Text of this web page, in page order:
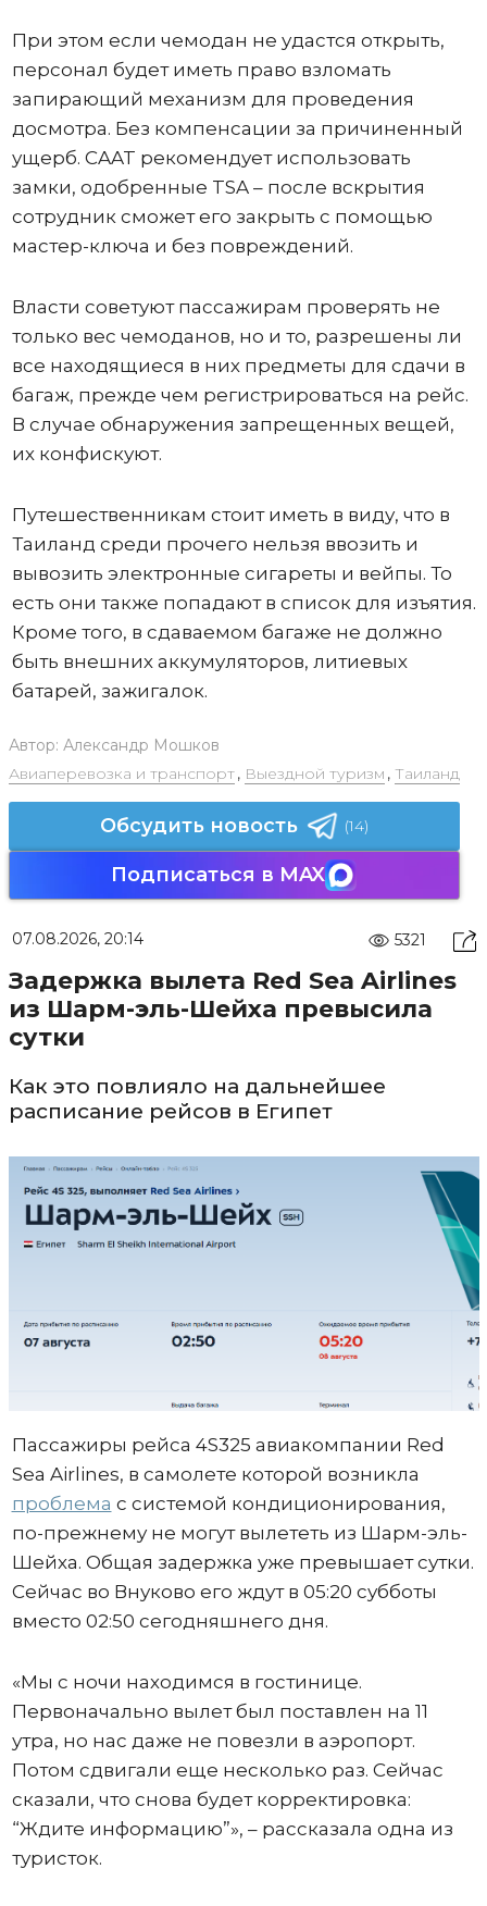
При этом если чемодан не удастся открыть,
персонал будет иметь право взломать
запирающий механизм для проведения
досмотра. Без компенсации за причиненный
ущерб. CAAT рекомендует использовать
замки, одобренные TSA – после вскрытия
сотрудник сможет его закрыть с помощью
мастер-ключа и без повреждений.
Власти советуют пассажирам проверять не
только вес чемоданов, но и то, разрешены ли
все находящиеся в них предметы для сдачи в
багаж, прежде чем регистрироваться на рейс.
В случае обнаружения запрещенных вещей,
их конфискуют.
Путешественникам стоит иметь в виду, что в
Таиланд среди прочего нельзя ввозить и
вывозить электронные сигареты и вейпы. То
есть они также попадают в список для изъятия.
Кроме того, в сдаваемом багаже не должно
быть внешних аккумуляторов, литиевых
батарей, зажигалок.
Автор: Александр Мошков
Авиаперевозка и транспорт, Выездной туризм , Таиланд
Обсудить новость (14)
Подписаться в MAX
07.08.2026, 20:14 5321
Задержка вылета Red Sea Airlines
из Шарм-эль-Шейха превысила
сутки
Как это повлияло на дальнейшее
расписание рейсов в Египет
Пассажиры рейса 4S325 авиакомпании Red
Sea Airlines, в самолете которой возникла
проблема с системой кондиционирования,
по-прежнему не могут вылететь из Шарм-эль-
Шейха. Общая задержка уже превышает сутки.
Сейчас во Внуково его ждут в 05:20 субботы
вместо 02:50 сегодняшнего дня.
«Мы с ночи находимся в гостинице.
Первоначально вылет был поставлен на 11
утра, но нас даже не повезли в аэропорт.
Потом сдвигали еще несколько раз. Сейчас
сказали, что снова будет корректировка:
“Ждите информацию”», – рассказала одна из
туристок.